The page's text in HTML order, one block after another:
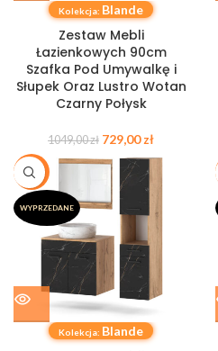
Kolekcja: Blande
Zestaw Mebli
Łazienkowych 90cm
Szafka Pod Umywalkę i
Słupek Oraz Lustro Wotan
Czarny Połysk
1049,00zł 729,00zł
-37%
WYPRZEDANE
Kolekcja: Blande